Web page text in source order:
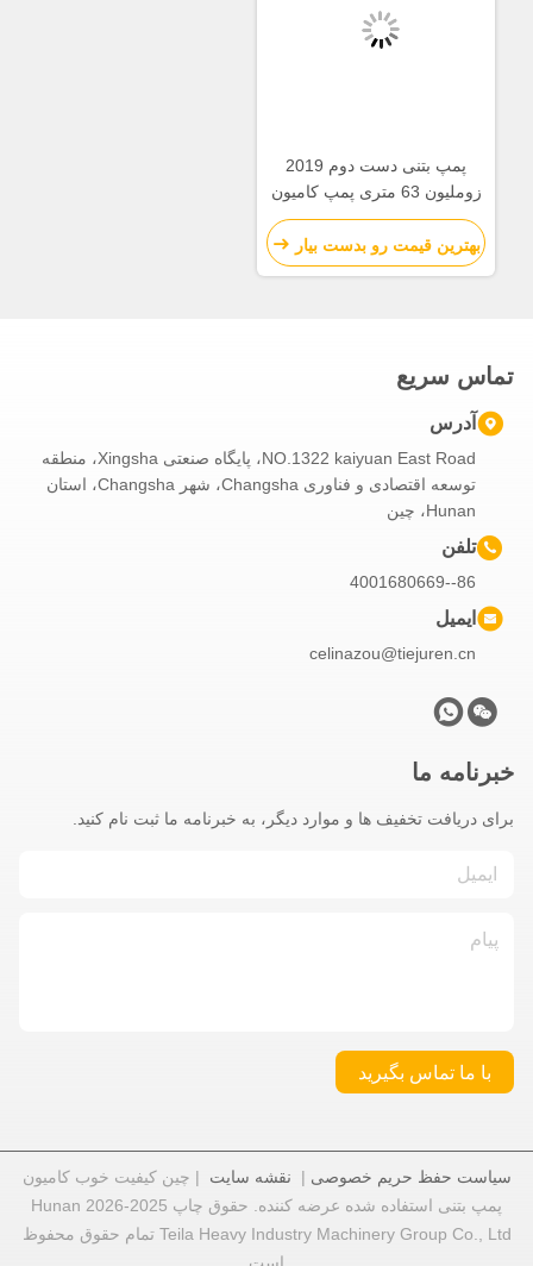
پمپ بتنی دست دوم 2019
زوملیون 63 متری پمپ کامیون
ZLJ5440THBBE برای فروش
بهترین قیمت رو بدست بیار
تماس سریع
آدرس
NO.1322 kaiyuan East Road، پایگاه صنعتی Xingsha، منطقه
توسعه اقتصادی و فناوری Changsha، شهر Changsha، استان
Hunan، چین
تلفن
86--4001680669
ایمیل
celinazou@tiejuren.cn
خبرنامه ما
برای دریافت تخفیف ها و موارد دیگر، به خبرنامه ما ثبت نام کنید.
با ما تماس بگیرید
سیاست حفظ حریم خصوصی | نقشه سایت| چین کیفیت خوب کامیون
پمپ بتنی استفاده شده عرضه کننده. حقوق چاپ 2025-2026 Hunan
Teila Heavy Industry Machinery Group Co., Ltd تمام حقوق محفوظ